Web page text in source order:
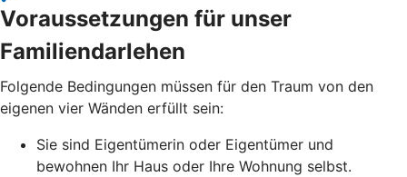
Voraussetzungen für unser
Familiendarlehen
Folgende Bedingungen müssen für den Traum von den
eigenen vier Wänden erfüllt sein:
Sie sind Eigentümerin oder Eigentümer und
bewohnen Ihr Haus oder Ihre Wohnung selbst.